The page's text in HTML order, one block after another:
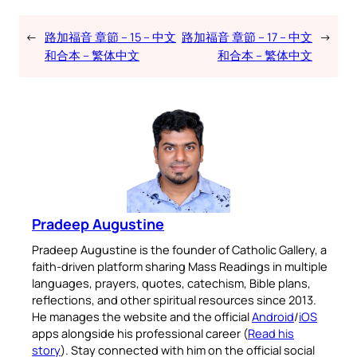
← 路加福音 章節 – 15 – 中文
和合本 – 繁体中文
路加福音 章節 – 17 – 中文
和合本 – 繁体中文
→
Pradeep Augustine
Pradeep Augustine is the founder of Catholic Gallery, a
faith-driven platform sharing Mass Readings in multiple
languages, prayers, quotes, catechism, Bible plans,
reflections, and other spiritual resources since 2013.
He manages the website and the officialAndroid/iOS
apps alongside his professional career (Read his
story). Stay connected with him on the official social